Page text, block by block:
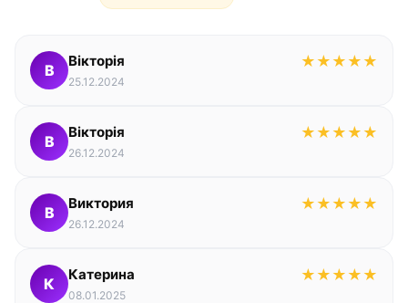
В
Вікторія ★ ★ ★ ★ ★
25.12.2024
В
Вікторія ★ ★ ★ ★ ★
26.12.2024
В
Виктория ★ ★ ★ ★ ★
26.12.2024
К
Катерина ★ ★ ★ ★ ★
08.01.2025